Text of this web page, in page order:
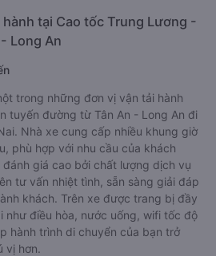
hành tại Cao tốc Trung Lương -
Long An
trong những đơn vị vận tải hành
tuyến đường từ Tân An - Long An đi
Nhà xe cung cấp nhiều khung giờ
phù hợp với nhu cầu của khách
giá cao bởi chất lượng dịch vụ
tư vấn nhiệt tình, sẵn sàng giải đáp
khách. Trên xe được trang bị đầy
như điều hòa, nước uống, wifi tốc độ
hành trình di chuyển của bạn trở
vị hơn.